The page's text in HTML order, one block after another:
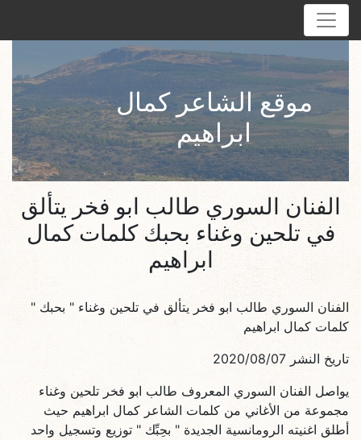
موقع الشاعر كمال
ابراهيم
الفنان السوري طالب ابو فخر يتألق
في تلحين وغناء بحبك كلمات كمال
ابراهيم
الفنان السوري طالب ابو فخر يتألق في تلحين وغناء " بحبك "
كلمات كمال ابراهيم
تاريخ النشر 2020/08/07
يواصل الفنان السوري المعروف طالب ابو فخر تلحين وغناء
مجموعة من الأغاني من كلمات الشاعر كمال ابراهيم حيث
أطلق اغنيته الرومانسية الجديدة " بحِبِّك " توزيع وتسجيل واحد